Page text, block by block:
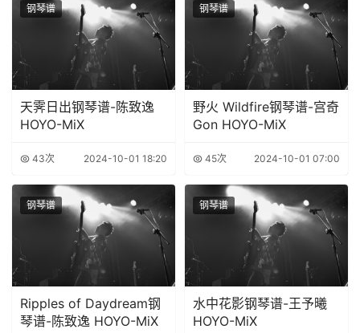
钢琴谱
天霁日出钢琴谱-陈致逸
HOYO-MiX
43次 2024-10-01 18:20
钢琴谱
野火 Wildfire钢琴谱-宫奇
Gon HOYO-MiX
45次 2024-10-01 07:00
钢琴谱
Ripples of Daydream钢
琴谱-陈致逸 HOYO-MiX
钢琴谱
水中花影钢琴谱-王予曦
HOYO-MiX